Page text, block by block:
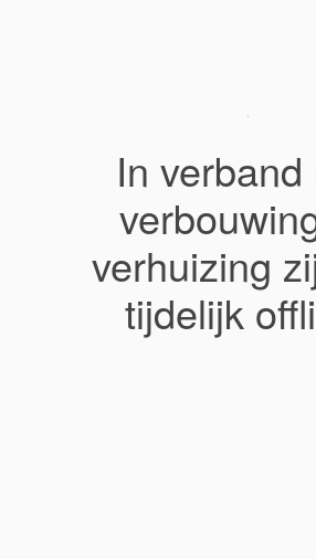
In verband
verhuizing
tijdelijk